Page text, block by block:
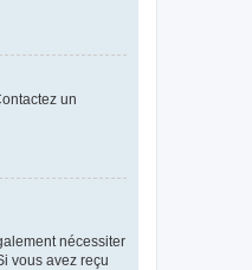
un
nécessiter
vous avez reçu